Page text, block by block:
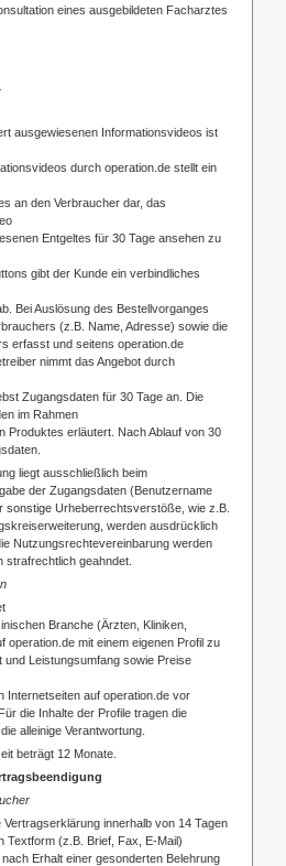
eines ausgebildeten Facharztes
ausgewiesenen Informationsvideos ist
durch operation.de stellt ein
an den Verbraucher dar, das
Entgeltes für 30 Tage ansehen zu
gibt der Kunde ein verbindliches
Bei Auslösung des Bestellvorganges
(z.B. Name, Adresse) sowie die
erfasst und seitens operation.de
nimmt das Angebot durch
Zugangsdaten für 30 Tage an. Die
im Rahmen
Produktes erläutert. Nach Ablauf von 30
liegt ausschließlich beim
der Zugangsdaten (Benutzername
sonstige Urheberrechtsverstöße, wie z.B.
werden ausdrücklich
Nutzungsrechtevereinbarung werden
strafrechtlich geahndet.
Branche (Ärzten, Kliniken,
operation.de mit einem eigenen Profil zu
und Leistungsumfang sowie Preise
Internetseiten auf operation.de vor
die Inhalte der Profile tragen die
alleinige Verantwortung.
beträgt 12 Monate.
innerhalb von 14 Tagen
Textform (z.B. Brief, Fax, E-Mail)
Erhalt einer gesonderten Belehrung